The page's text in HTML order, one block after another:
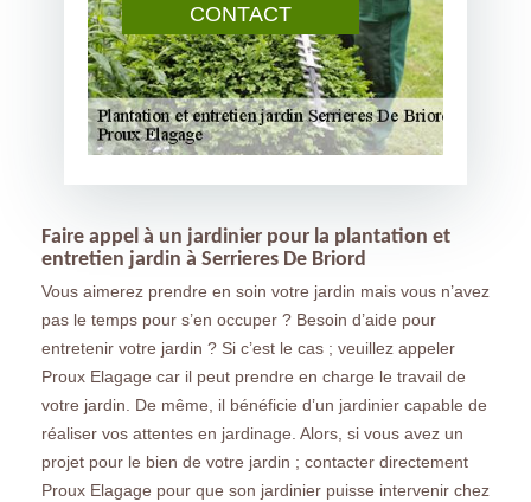
CONTACT
Faire appel à un jardinier pour la plantation et
entretien jardin à Serrieres De Briord
Vous aimerez prendre en soin votre jardin mais vous n’avez
pas le temps pour s’en occuper ? Besoin d’aide pour
entretenir votre jardin ? Si c’est le cas ; veuillez appeler
Proux Elagage car il peut prendre en charge le travail de
votre jardin. De même, il bénéficie d’un jardinier capable de
réaliser vos attentes en jardinage. Alors, si vous avez un
projet pour le bien de votre jardin ; contacter directement
Proux Elagage pour que son jardinier puisse intervenir chez